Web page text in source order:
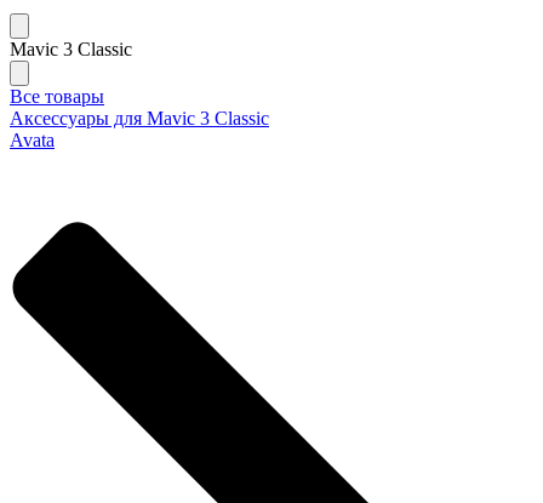
Mavic 3 Classic
Все товары
Аксессуары для Mavic 3 Classic
Avata